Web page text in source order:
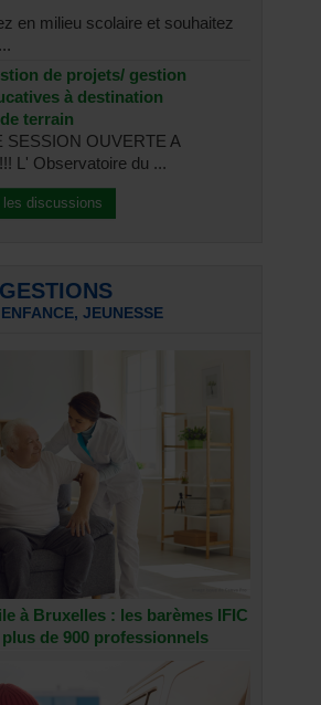
en milieu scolaire et souhaitez
de projets/ gestion
à destination
terrain
SESSION OUVERTE A
L' Observatoire du ...
discussions
JEUNESSE
à Bruxelles : les barèmes IFIC
de 900 professionnels